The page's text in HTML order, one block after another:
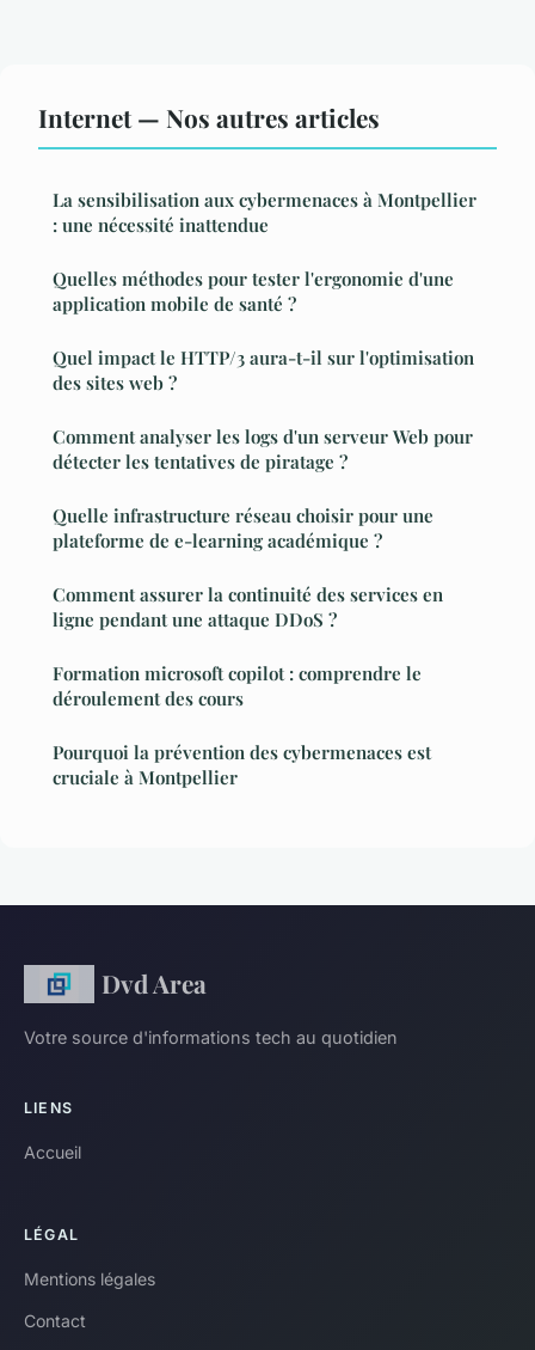
Internet — Nos autres articles
La sensibilisation aux cybermenaces à Montpellier
: une nécessité inattendue
Quelles méthodes pour tester l'ergonomie d'une
application mobile de santé ?
Quel impact le HTTP/3 aura-t-il sur l'optimisation
des sites web ?
Comment analyser les logs d'un serveur Web pour
détecter les tentatives de piratage ?
Quelle infrastructure réseau choisir pour une
plateforme de e-learning académique ?
Comment assurer la continuité des services en
ligne pendant une attaque DDoS ?
Formation microsoft copilot : comprendre le
déroulement des cours
Pourquoi la prévention des cybermenaces est
cruciale à Montpellier
Dvd Area
Votre source d'informations tech au quotidien
LIENS
Accueil
LÉGAL
Mentions légales
Contact